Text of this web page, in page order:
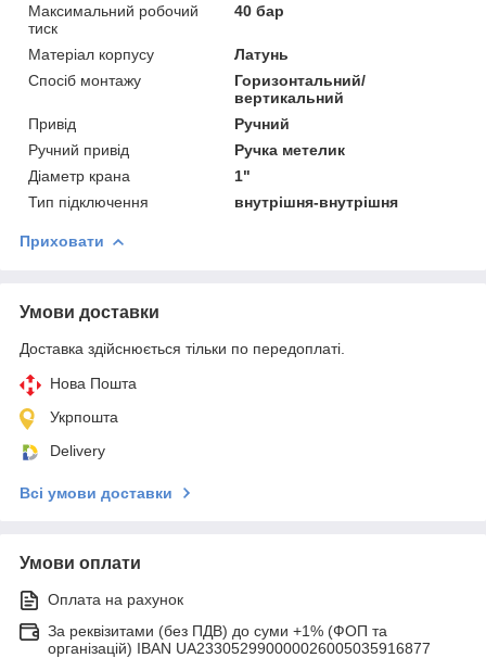
Максимальний робочий
тиск
40 бар
Матеріал корпусу
Латунь
Спосіб монтажу
Горизонтальний/
вертикальний
Привід
Ручний
Ручний привід
Ручка метелик
Діаметр крана
1"
Тип підключення
внутрішня-внутрішня
Приховати
Умови доставки
Доставка здійснюється тільки по передоплаті.
Нова Пошта
Укрпошта
Delivery
Всі умови доставки
Умови оплати
Оплата на рахунок
За реквізитами (без ПДВ) до суми +1% (ФОП та
організацій) IBAN UA233052990000026005035916877